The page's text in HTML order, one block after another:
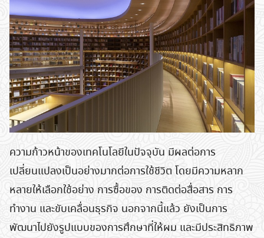
ความก้าวหน้าของเทคโนโลยีในปัจจุบัน มีผลต่อการ
เปลี่ยนแปลงเป็นอย่างมากต่อการใช้ชีวิต โดยมีความหลาก
หลายให้เลือกใช้อย่าง การซื้อของ การติดต่อสื่อสาร การ
ทำงาน และขับเคลื่อนธุรกิจ นอกจากนี้แล้ว ยังเป็นการ
พัฒนาไปยังรูปแบบของการศึกษาที่ให้ผม และมีประสิทธิภาพ